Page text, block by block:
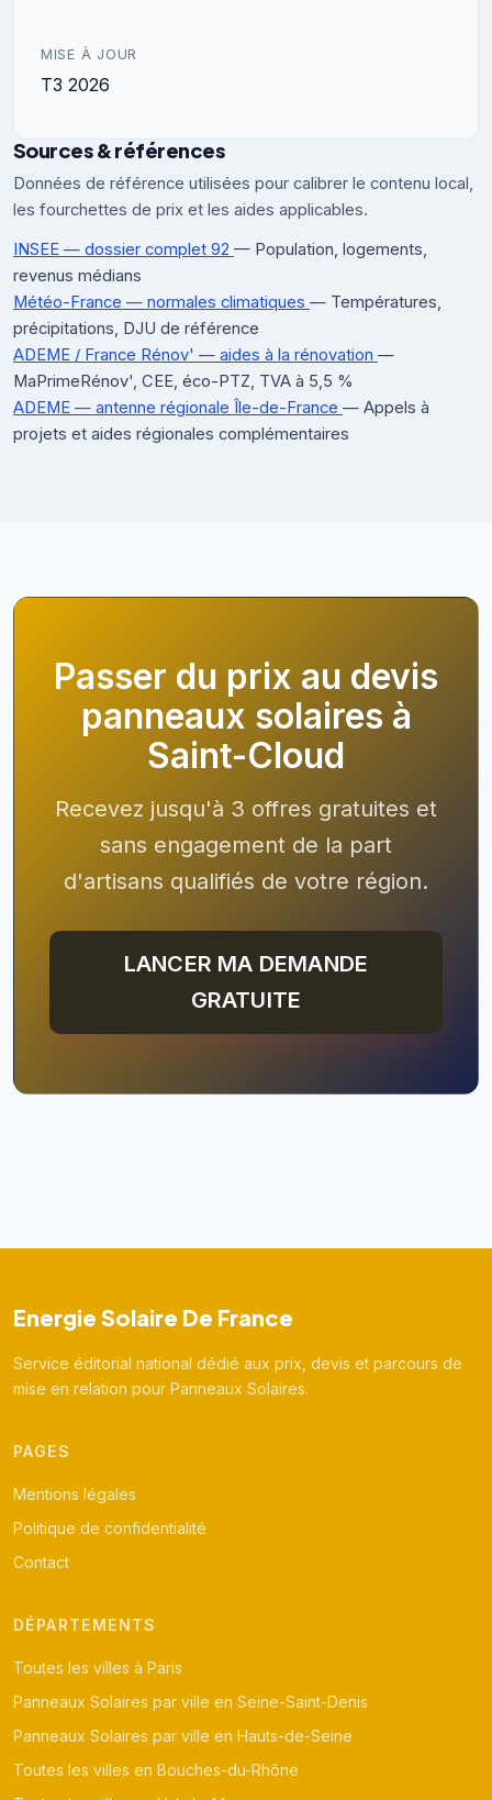
MISE À JOUR
T3 2026
Sources & références
Données de référence utilisées pour calibrer le contenu local,
les fourchettes de prix et les aides applicables.
INSEE — dossier complet 92 — Population, logements,
revenus médians
Météo-France — normales climatiques — Températures,
précipitations, DJU de référence
ADEME / France Rénov' — aides à la rénovation —
MaPrimeRénov', CEE, éco-PTZ, TVA à 5,5 %
ADEME — antenne régionale Île-de-France — Appels à
projets et aides régionales complémentaires
Passer du prix au devis
panneaux solaires à
Saint-Cloud
Recevez jusqu'à 3 offres gratuites et
sans engagement de la part
d'artisans qualifiés de votre région.
LANCER MA DEMANDE
GRATUITE
Energie Solaire De France
Service éditorial national dédié aux prix, devis et parcours de
mise en relation pour Panneaux Solaires.
PAGES
Mentions légales
Politique de confidentialité
Contact
DÉPARTEMENTS
Toutes les villes à Paris
Panneaux Solaires par ville en Seine-Saint-Denis
Panneaux Solaires par ville en Hauts-de-Seine
Toutes les villes en Bouches-du-Rhône